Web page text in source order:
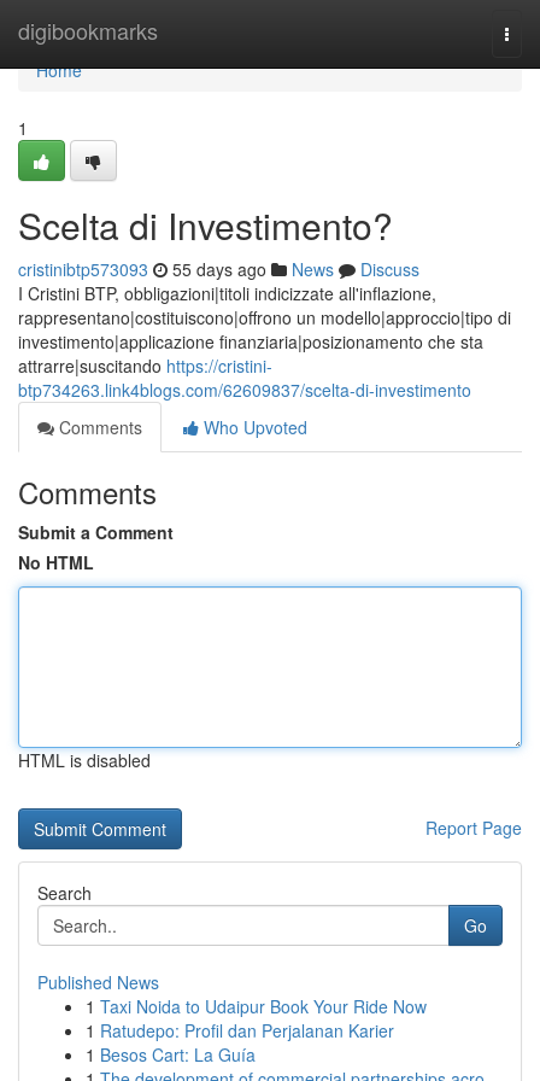
digibookmarks
Home
Home
1
Scelta di Investimento?
cristinibtp573093 55 days ago News
Discuss
I Cristini BTP, obbligazioni|titoli indicizzate all'inflazione,
rappresentano|costituiscono|offrono un modello|approccio|tipo di
investimento|applicazione finanziaria|posizionamento che sta
attrarre|suscitando https://cristini-
btp734263.link4blogs.com/62609837/scelta-di-investimento
Comments
Who Upvoted
Comments
Submit a Comment
No HTML
HTML is disabled
Report Page
Search
Go
Published News
1 Taxi Noida to Udaipur Book Your Ride Now
1 Ratudepo: Profil dan Perjalanan Karier
1 Besos Cart: La Guía